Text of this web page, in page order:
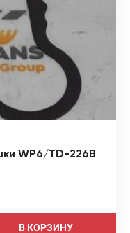
WP6/TD-226B
В КОРЗИНУ